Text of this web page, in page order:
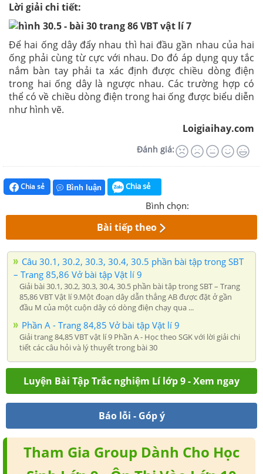
Lời giải chi tiết:
Để hai ống dây đẩy nhau thì hai đầu gần nhau của hai
ống phải cùng từ cực với nhau. Do đó áp dụng quy tắc
nắm bàn tay phải ta xác định được chiều dòng điện
trong hai ống dây là ngược nhau. Các trường hợp có
thể có về chiều dòng điện trong hai ống được biểu diễn
như hình vẽ.
Loigiaihay.com
Đánh giá:
Chia sẻ Bình luận Chia sẻ
Bình chọn:
Bài tiếp theo
Câu 30.1, 30.2, 30.3, 30.4, 30.5 phần bài tập trong SBT
– Trang 85,86 Vở bài tập Vật lí 9
Giải bài 30.1, 30.2, 30.3, 30.4, 30.5 phần bài tập trong SBT – Trang
85,86 VBT Vật lí 9.Một đoạn dây dẫn thẳng AB được đặt ở gần
đầu M của một cuộn dây có dòng điện chạy qua ...
Phần A - Trang 84,85 Vở bài tập Vật lí 9
Giải trang 84,85 VBT vật lí 9 Phần A - Học theo SGK với lời giải chi
tiết các câu hỏi và lý thuyết trong bài 30
Luyện Bài Tập Trắc nghiệm Lí lớp 9 - Xem ngay
Báo lỗi - Góp ý
Tham Gia Group Dành Cho Học